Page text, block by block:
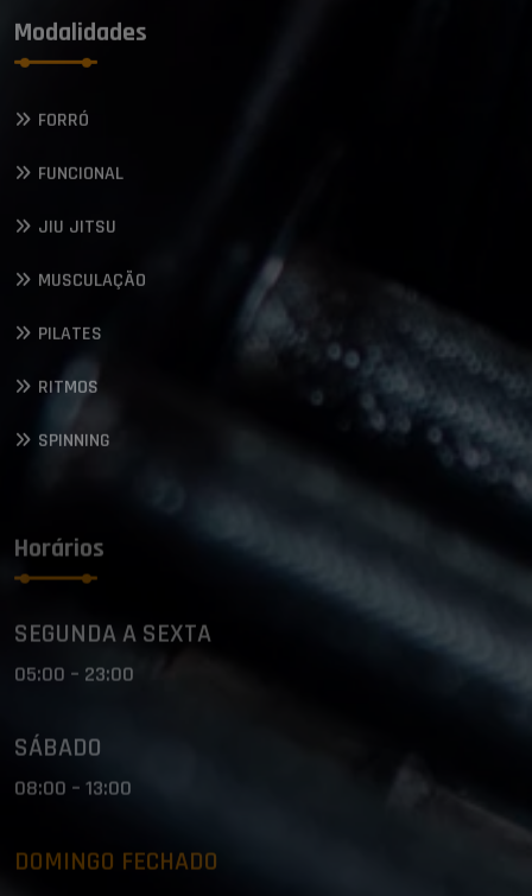
Modalidades
FORRÓ
FUNCIONAL
JIU JITSU
MUSCULAÇÃO
PILATES
RITMOS
SPINNING
Horários
SEGUNDA A SEXTA
05:00 – 23:00
SÁBADO
08:00 – 13:00
DOMINGO FECHADO